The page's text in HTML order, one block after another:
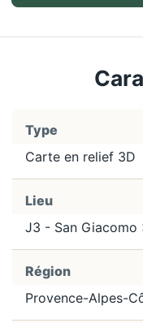
Type
Carte en relief 3D
Lieu
J3 - San Giacomo
Région
Provence-Alpes-